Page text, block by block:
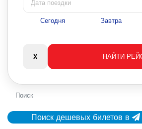
Сегодня Завтра
Поиск
Поиск дешевых билетов в